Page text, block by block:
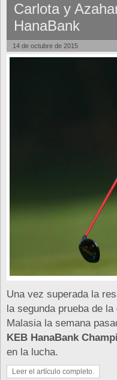
Carlota y
HanaBank
14 de octubre de 2015
Una vez superada la
la segunda prueba de
Malasia la semana
KEB HanaBank
en la lucha.
Leer el artículo completo.